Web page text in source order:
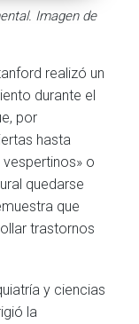
Imagen de
realizó un
durante el
por
hasta
o
quedarse
que
trastornos
y ciencias
la